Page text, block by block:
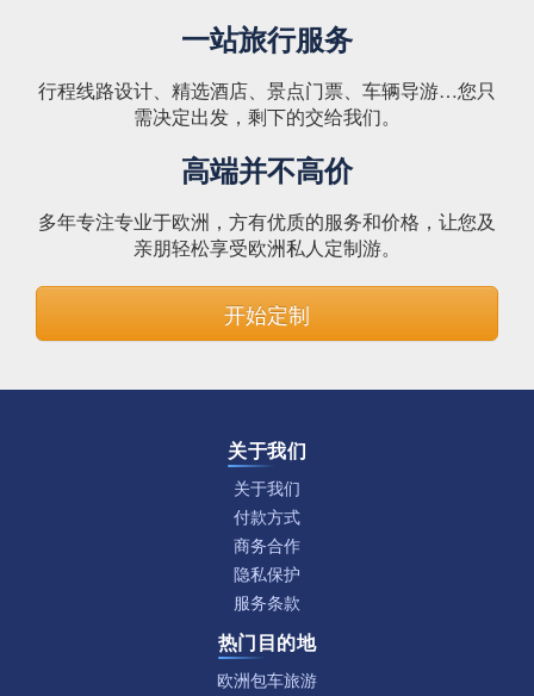
一站旅行服务
行程线路设计、精选酒店、景点门票、车辆导游…您只
需决定出发，剩下的交给我们。
高端并不高价
多年专注专业于欧洲，方有优质的服务和价格，让您及
亲朋轻松享受欧洲私人定制游。
开始定制
关于我们
关于我们
付款方式
商务合作
隐私保护
服务条款
热门目的地
欧洲包车旅游